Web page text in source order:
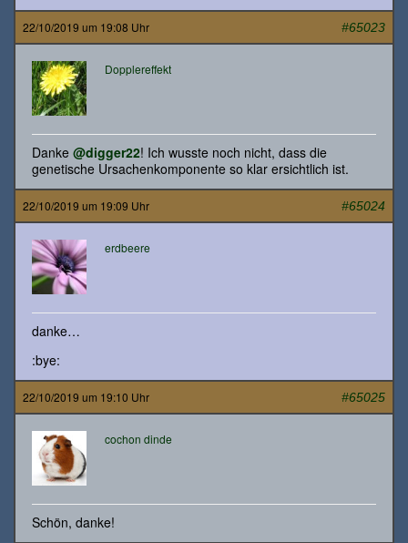
22/10/2019 um 19:08 Uhr #65023
Dopplereffekt
Danke @digger22! Ich wusste noch nicht, dass die
genetische Ursachenkomponente so klar ersichtlich ist.
22/10/2019 um 19:09 Uhr #65024
erdbeere
danke…
:bye:
22/10/2019 um 19:10 Uhr #65025
cochon dinde
Schön, danke!